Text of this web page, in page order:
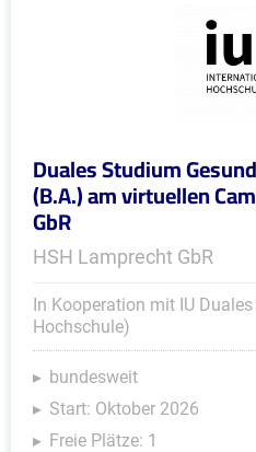
Duales Studium
(B.A.) am virtuellen
GbR
HSH Lamprecht GbR
In Kooperation mit IU
Hochschule)
bundesweit
Start: Oktober 2026
Freie Plätze: 1